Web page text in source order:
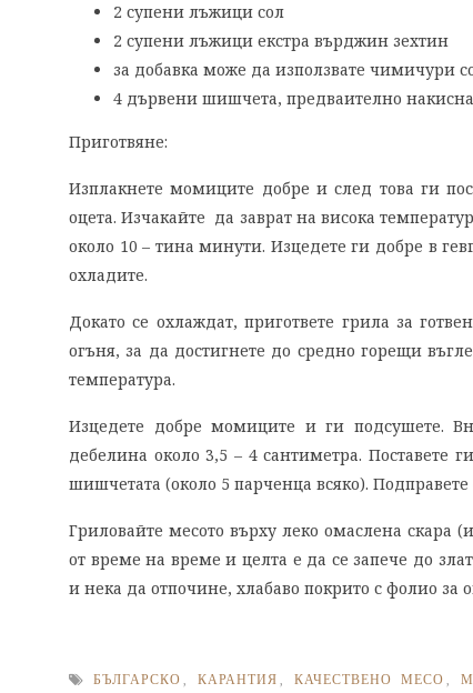
2 супени лъжици сол
2 супени лъжици екстра върджин зехтин
за добавка може да използвате чимичури
4 дървени шишчета, предваително
Приготвяне:
Изплакнете момиците добре и след това ги
оцета. Изчакайте да заврат на висока
около 10 – тина минути. Изцедете ги добре в
охладите.
Докато се охлаждат, пригответе грила за
огъня, за да достигнете до средно горещи
температура.
Изцедете добре момиците и ги подсушете.
дебелина около 3,5 – 4 сантиметра. Поставете
шишчетата (около 5 парченца всяко). Подправете
Гриловайте месото върху леко омаслена скара
от време на време и целта е да се запече до
и нека да отпочине, хлабаво покрито с фолио за
БЪЛГАРСКО ,КАРАНТИЯ ,КАЧЕСТВЕНО МЕСО ,